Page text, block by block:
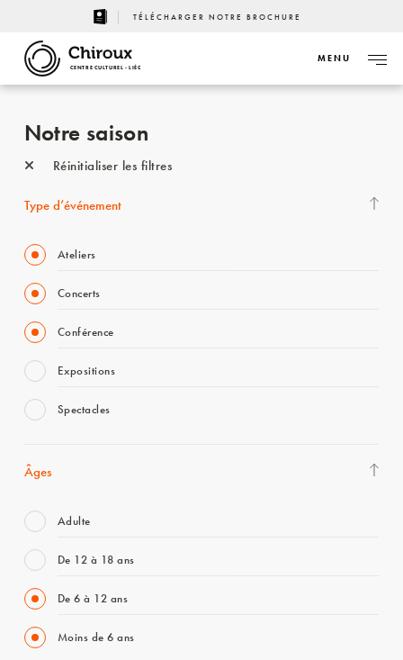
TÉLÉCHARGER NOTRE BROCHURE
CENTRE CULTUREL - LIÈGE
MENU
Notre saison
Réinitialiser les filtres
Type d’événement
Ateliers
Concerts
Conférence
Expositions
Spectacles
Âges
Adulte
De 12 à 18 ans
De 6 à 12 ans
Moins de 6 ans